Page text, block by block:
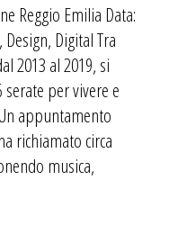
Reggio Emilia Data:
Digital Tra
2013 al 2019, si
per vivere e
appuntamento
richiamato circa
musica,